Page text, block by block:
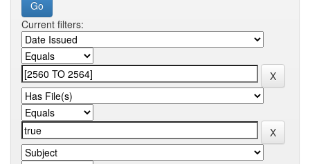
Current filters: